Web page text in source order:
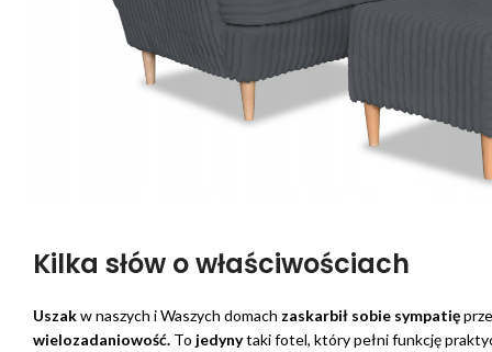
Kilka słów o właściwościach
Uszakw naszych i Waszych domach zaskarbił sobie sympatię
wielozadaniowość. To jedynytaki fotel, który pełni funkcję